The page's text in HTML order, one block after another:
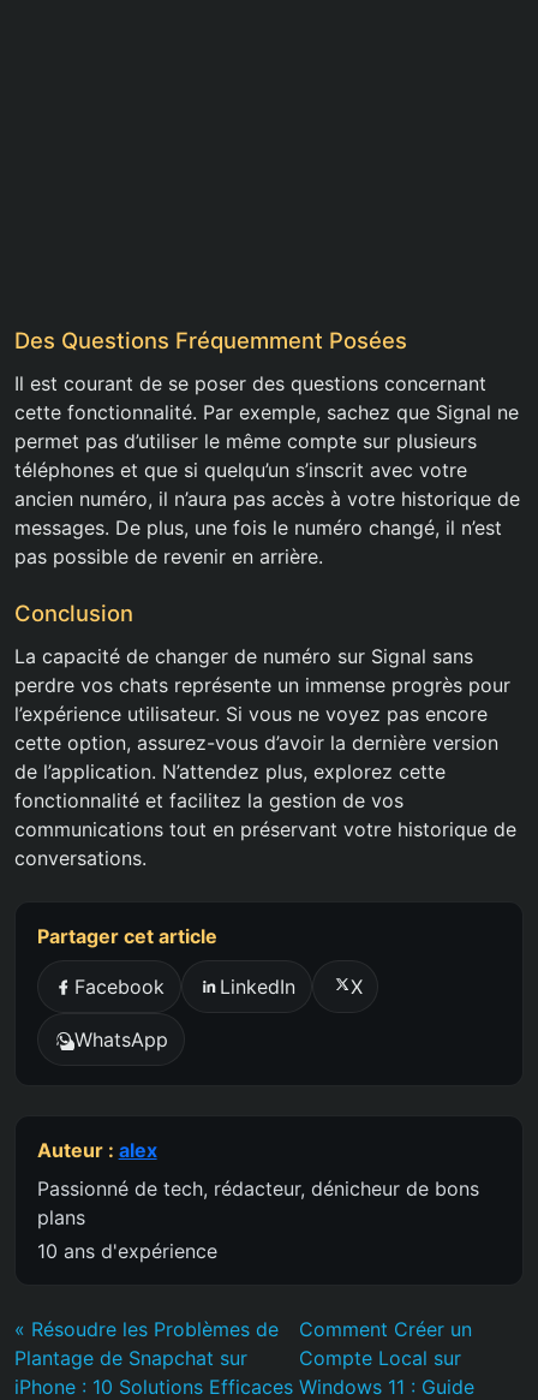
Des Questions Fréquemment Posées
Il est courant de se poser des questions concernant
cette fonctionnalité. Par exemple, sachez que Signal ne
permet pas d’utiliser le même compte sur plusieurs
téléphones et que si quelqu’un s’inscrit avec votre
ancien numéro, il n’aura pas accès à votre historique de
messages. De plus, une fois le numéro changé, il n’est
pas possible de revenir en arrière.
Conclusion
La capacité de changer de numéro sur Signal sans
perdre vos chats représente un immense progrès pour
l’expérience utilisateur. Si vous ne voyez pas encore
cette option, assurez-vous d’avoir la dernière version
de l’application. N’attendez plus, explorez cette
fonctionnalité et facilitez la gestion de vos
communications tout en préservant votre historique de
conversations.
Partager cet article
Facebook LinkedIn X
WhatsApp
Auteur : alex
Passionné de tech, rédacteur, dénicheur de bons
plans
10 ans d'expérience
« Résoudre les Problèmes de
Plantage de Snapchat sur
iPhone : 10 Solutions Efficaces
Comment Créer un
Compte Local sur
Windows 11 : Guide